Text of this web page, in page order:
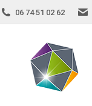
06 74 51 02 62